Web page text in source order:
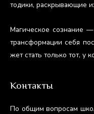
тоди­ки, рас­кры­ва­ющие
Ма­гичес­кое соз­на­ние
тран­сфор­ма­ции се­бя
жет стать толь­ко тот, у
Контакты
По об­щим воп­ро­сам